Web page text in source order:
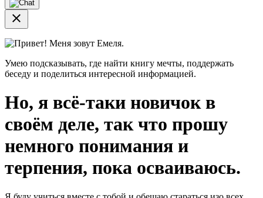
close
Привет! Меня зовут Емеля.
Умею подсказывать, где найти книгу мечты, поддержать
беседу и поделиться интересной информацией.
Но, я всё-таки новичок в
своём деле, так что прошу
немного понимания и
терпения, пока осваиваюсь.